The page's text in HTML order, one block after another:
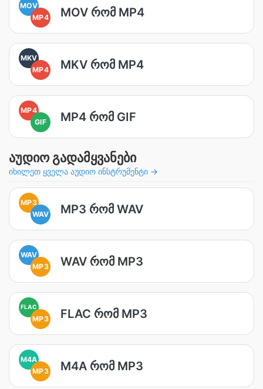
MOV
MP4
MOV რომ MP4
MKV
MP4
MKV რომ MP4
MP4
GIF
MP4 რომ GIF
აუდიო გადამყვანები
იხილეთ ყველა აუდიო ინსტრუმენტი →
MP3
WAV
MP3 რომ WAV
WAV
MP3
WAV რომ MP3
FLAC
MP3 FLAC რომ MP3
M4A
MP3
M4A რომ MP3